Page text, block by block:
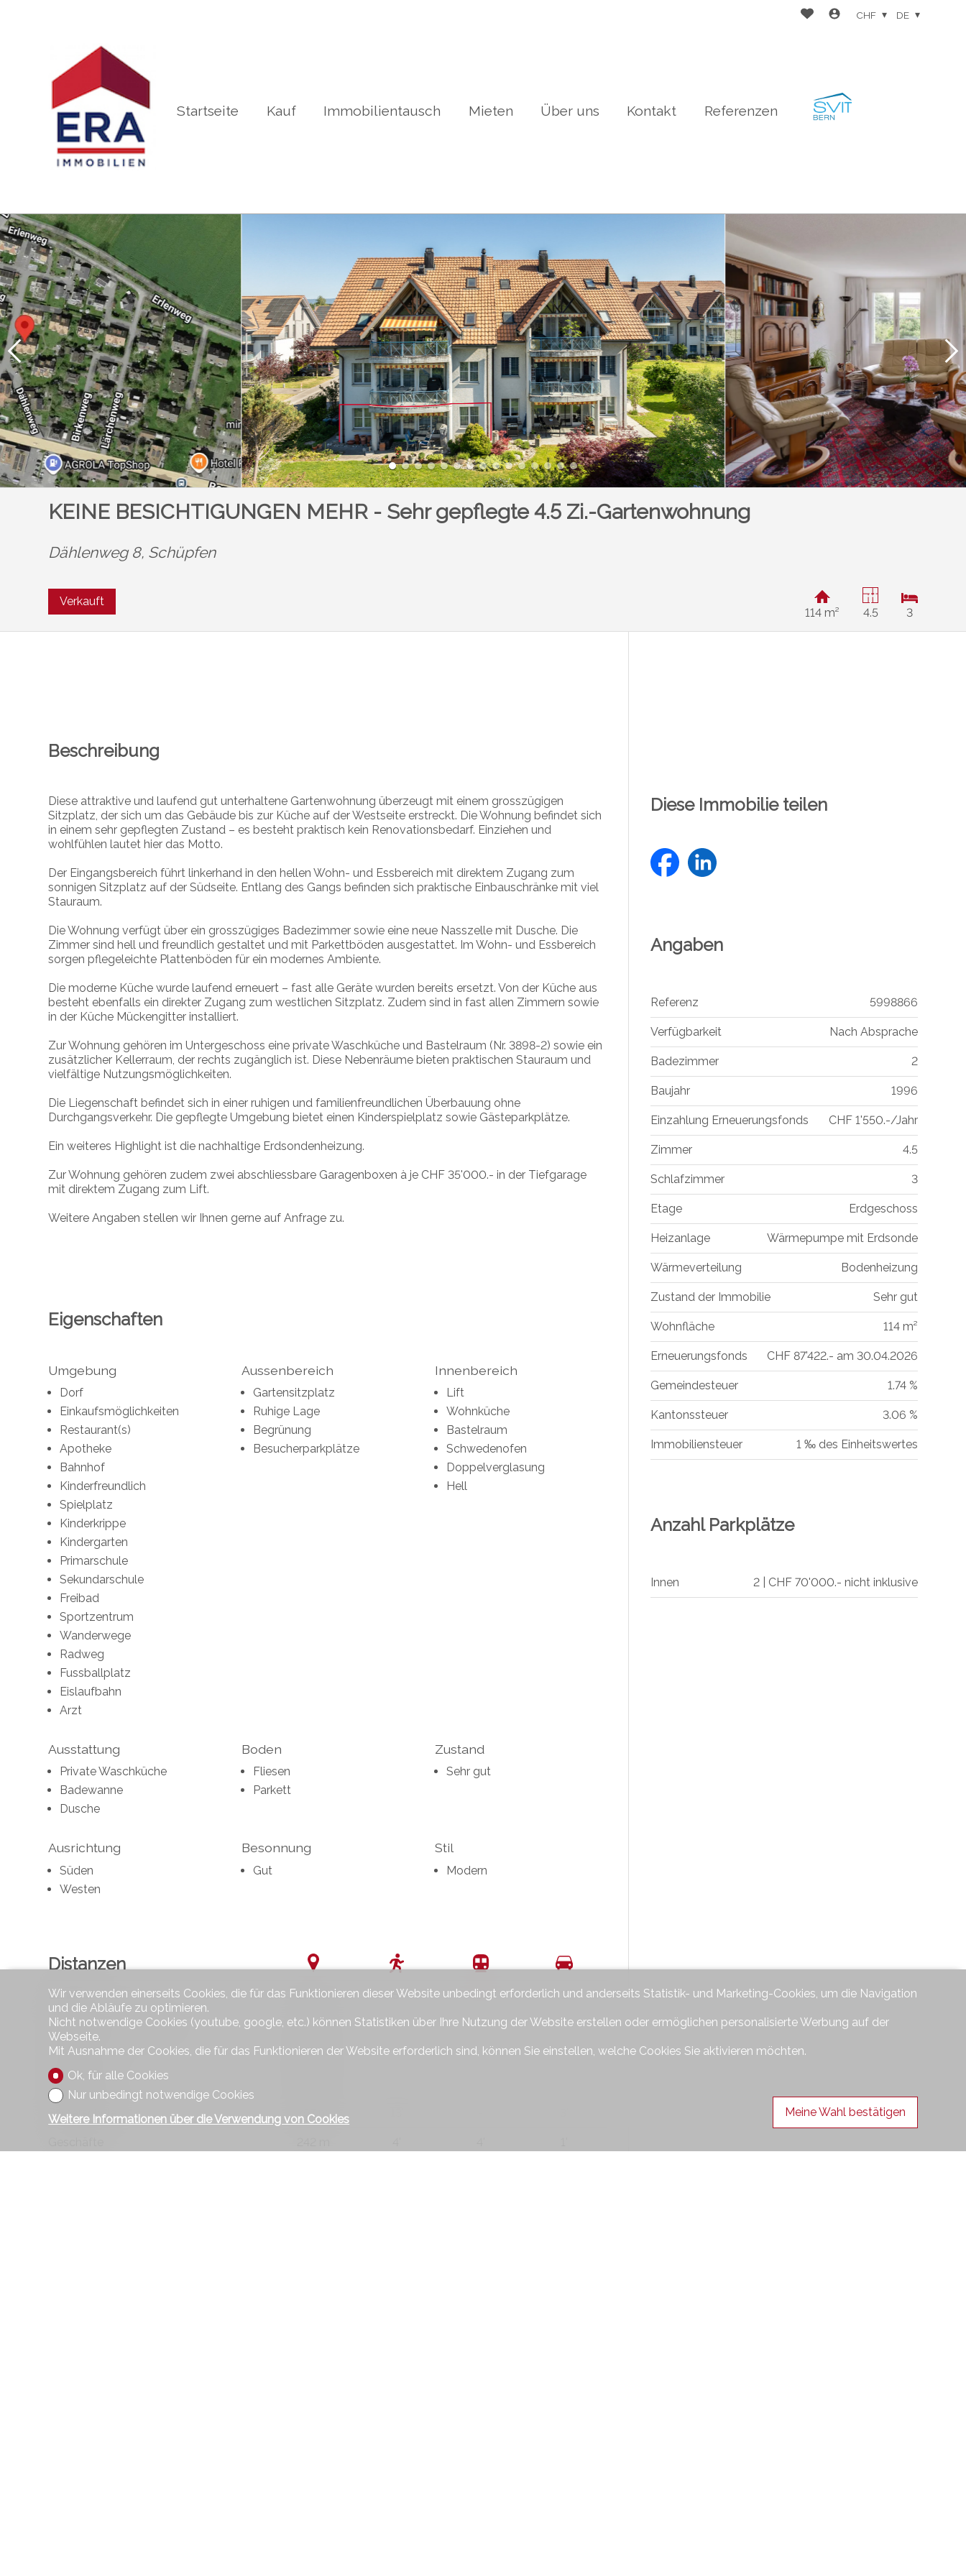
Startseite Kauf Immobilientausch Mieten Über uns Kontakt Referenzen
CHF DE
KEINE BESICHTIGUNGEN MEHR - Sehr gepflegte 4.5 Zi.-Gartenwohnung
Dählenweg 8, Schüpfen
Verkauft
114 m²
4.5 3
Beschreibung
Diese attraktive und laufend gut unterhaltene Gartenwohnung überzeugt mit einem grosszügigen
Sitzplatz, der sich um das Gebäude bis zur Küche auf der Westseite erstreckt. Die Wohnung befindet sich
in einem sehr gepflegten Zustand – es besteht praktisch kein Renovationsbedarf. Einziehen und
wohlfühlen lautet hier das Motto.
Der Eingangsbereich führt linkerhand in den hellen Wohn- und Essbereich mit direktem Zugang zum
sonnigen Sitzplatz auf der Südseite. Entlang des Gangs befinden sich praktische Einbauschränke mit viel
Stauraum.
Die Wohnung verfügt über ein grosszügiges Badezimmer sowie eine neue Nasszelle mit Dusche. Die
Zimmer sind hell und freundlich gestaltet und mit Parkettböden ausgestattet. Im Wohn- und Essbereich
sorgen pflegeleichte Plattenböden für ein modernes Ambiente.
Die moderne Küche wurde laufend erneuert – fast alle Geräte wurden bereits ersetzt. Von der Küche aus
besteht ebenfalls ein direkter Zugang zum westlichen Sitzplatz. Zudem sind in fast allen Zimmern sowie
in der Küche Mückengitter installiert.
Zur Wohnung gehören im Untergeschoss eine private Waschküche und Bastelraum (Nr. 3898-2) sowie ein
zusätzlicher Kellerraum, der rechts zugänglich ist. Diese Nebenräume bieten praktischen Stauraum und
vielfältige Nutzungsmöglichkeiten.
Die Liegenschaft befindet sich in einer ruhigen und familienfreundlichen Überbauung ohne
Durchgangsverkehr. Die gepflegte Umgebung bietet einen Kinderspielplatz sowie Gästeparkplätze.
Ein weiteres Highlight ist die nachhaltige Erdsondenheizung.
Zur Wohnung gehören zudem zwei abschliessbare Garagenboxen à je CHF 35'000.- in der Tiefgarage
mit direktem Zugang zum Lift.
Weitere Angaben stellen wir Ihnen gerne auf Anfrage zu.
Eigenschaften
Umgebung
Dorf
Einkaufsmöglichkeiten
Restaurant(s)
Apotheke
Bahnhof
Kinderfreundlich
Spielplatz
Kinderkrippe
Kindergarten
Primarschule
Sekundarschule
Freibad
Sportzentrum
Wanderwege
Radweg
Fussballplatz
Eislaufbahn
Arzt
Aussenbereich
Gartensitzplatz
Ruhige Lage
Begrünung
Besucherparkplätze
Innenbereich
Lift
Wohnküche
Bastelraum
Schwedenofen
Doppelverglasung
Hell
Ausstattung
Private Waschküche
Badewanne
Dusche
Boden
Fliesen
Parkett
Zustand
Sehr gut
Ausrichtung
Süden
Westen
Besonnung
Gut
Stil
Modern
Distanzen
Bahnhof 275 m 5' 5' 1'
Öffentliche Verkehrsmittel 227 m 4' 4' 1'
Autobahn 500 m - - 1'
Kindergarten
Primarschule 757 m
Diese Immobilie teilen
Angaben
Referenz 5998866
Verfügbarkeit Nach Absprache
Badezimmer 2
Baujahr 1996
Einzahlung Erneuerungsfonds CHF 1'550.-/Jahr
Zimmer 4.5
Schlafzimmer 3
Etage Erdgeschoss
Heizanlage Wärmepumpe mit Erdsonde
Wärmeverteilung Bodenheizung
Zustand der Immobilie Sehr gut
Wohnfläche 114 m²
Erneuerungsfonds CHF 87'422.- am 30.04.2026
Gemeindesteuer 1.74 %
Kantonssteuer 3.06 %
Immobiliensteuer 1 ‰ des Einheitswertes
Anzahl Parkplätze
Innen 2 | CHF 70'000.- nicht inklusive
Wir verwenden einerseits Cookies, die für das Funktionieren dieser Website unbedingt erforderlich und anderseits Statistik- und Marketing-Cookies, um die Navigation
und die Abläufe zu optimieren.
Nicht notwendige Cookies (youtube, google, etc.) können Statistiken über Ihre Nutzung der Website erstellen oder ermöglichen personalisierte Werbung auf der
Webseite.
Mit Ausnahme der Cookies, die für das Funktionieren der Website erforderlich sind, können Sie einstellen, welche Cookies Sie aktivieren möchten.
Ok, für alle Cookies
Nur unbedingt notwendige Cookies
Weitere Informationen über die Verwendung von Cookies
Meine Wahl bestätigen